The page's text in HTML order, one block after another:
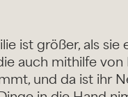
ist größer, als sie
auch mithilfe
und da ist ihr